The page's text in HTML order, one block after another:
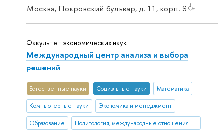
Москва, Покровский бульвар, д. 11, корп. S
Факультет экономических наук
Международный центр анализа и выбора
решений
Естественные науки Социальные науки Математика
Компьютерные науки Экономика и менеджмент
Образование Политология, международные отношения и ГМУ